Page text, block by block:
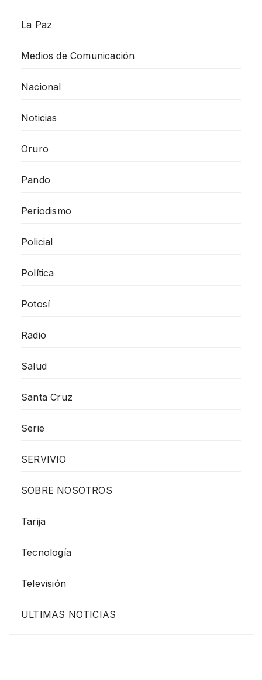
La Paz
Medios de Comunicación
Nacional
Noticias
Oruro
Pando
Periodismo
Policial
Política
Potosí
Radio
Salud
Santa Cruz
Serie
SERVIVIO
SOBRE NOSOTROS
Tarija
Tecnología
Televisión
ULTIMAS NOTICIAS